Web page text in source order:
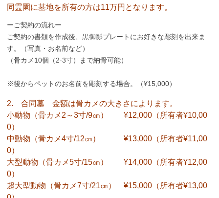
同霊園に墓地を所有の方は11万円となります。
ーご契約の流れー
ご契約の書類を作成後、黒御影プレートにお好きな彫刻を出来ま
す。（写真・お名前など）
（骨カメ10個（2-3寸）まで納骨可能）
※後からペットのお名前を彫刻する場合。（¥15,000）
2. 合同墓 金額は骨カメの大きさによります。
小動物（骨カメ2～3寸/9㎝） ¥12,000（所有者¥10,00
0）
中動物（骨カメ4寸/12㎝） ¥13,000（所有者¥11,00
0）
大型動物（骨カメ5寸/15㎝） ¥14,000（所有者¥12,00
0）
超大型動物（骨カメ7寸/21㎝） ¥15,000（所有者¥13,00